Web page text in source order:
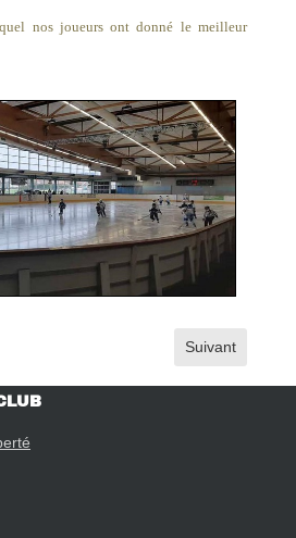
nos joueurs ont donné le meilleur
chez Keywan Article suivant :
Suivant